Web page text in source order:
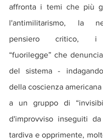
affronta i temi che più
l'antimilitarismo, la
pensiero critico, i
“fuorilegge” che
del sistema -
della coscienza
a un gruppo di
d'improvviso inseguiti
tardiva e opprimente,